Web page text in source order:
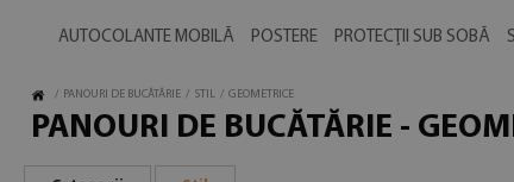
AUTOCOLANTE MOBILĂ POSTERE PROTECȚII SUB SOBĂ
/ PANOURI DE BUCĂTĂRIE / STIL / GEOMETRICE
PANOURI DE BUCĂTĂRIE -